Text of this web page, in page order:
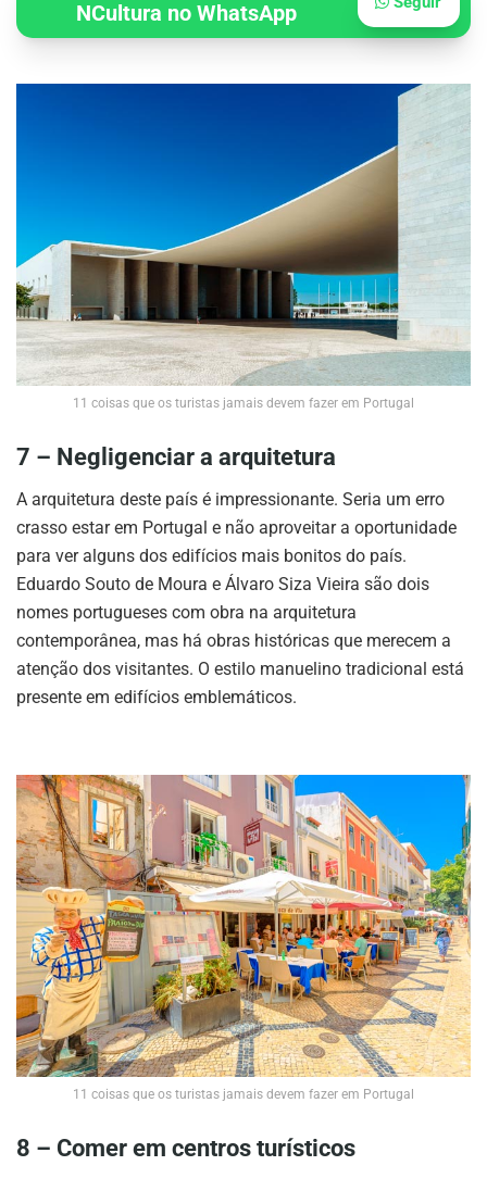
NCultura no WhatsApp
11 coisas que os turistas jamais devem fazer em Portugal
7 – Negligenciar a arquitetura
A arquitetura deste país é impressionante. Seria um erro
crasso estar em Portugal e não aproveitar a oportunidade
para ver alguns dos edifícios mais bonitos do país.
Eduardo Souto de Moura e Álvaro Siza Vieira são dois
nomes portugueses com obra na arquitetura
contemporânea, mas há obras históricas que merecem a
atenção dos visitantes. O estilo manuelino tradicional está
presente em edifícios emblemáticos.
11 coisas que os turistas jamais devem fazer em Portugal
8 – Comer em centros turísticos